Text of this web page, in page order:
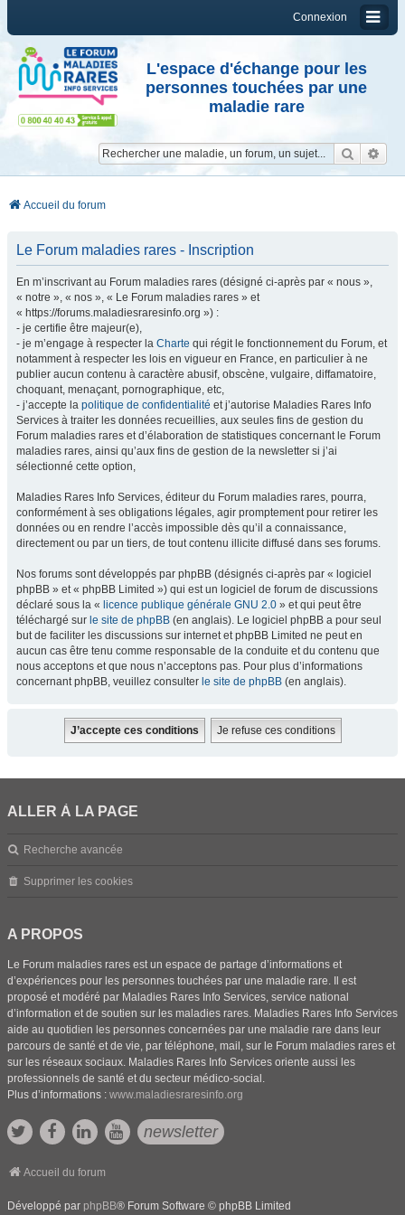
Connexion
L'espace d'échange pour les
personnes touchées par une
maladie rare
Accueil du forum
Le Forum maladies rares - Inscription
En m’inscrivant au Forum maladies rares (désigné ci-après par « nous »,
« notre », « nos », « Le Forum maladies rares » et
« https://forums.maladiesraresinfo.org ») :
- je certifie être majeur(e),
- je m’engage à respecter la Charte qui régit le fonctionnement du Forum, et
notamment à respecter les lois en vigueur en France, en particulier à ne
publier aucun contenu à caractère abusif, obscène, vulgaire, diffamatoire,
choquant, menaçant, pornographique, etc,
- j’accepte la politique de confidentialité et j’autorise Maladies Rares Info
Services à traiter les données recueillies, aux seules fins de gestion du
Forum maladies rares et d’élaboration de statistiques concernant le Forum
maladies rares, ainsi qu’aux fins de gestion de la newsletter si j’ai
sélectionné cette option,
Maladies Rares Info Services, éditeur du Forum maladies rares, pourra,
conformément à ses obligations légales, agir promptement pour retirer les
données ou en rendre l’accès impossible dès qu’il a connaissance,
directement ou par un tiers, de tout contenu illicite diffusé dans ses forums.
Nos forums sont développés par phpBB (désignés ci-après par « logiciel
phpBB » et « phpBB Limited ») qui est un logiciel de forum de discussions
déclaré sous la « licence publique générale GNU 2.0 » et qui peut être
téléchargé sur le site de phpBB (en anglais). Le logiciel phpBB a pour seul
but de faciliter les discussions sur internet et phpBB Limited ne peut en
aucun cas être tenu comme responsable de la conduite et du contenu que
nous acceptons et que nous n’acceptons pas. Pour plus d’informations
concernant phpBB, veuillez consulter le site de phpBB (en anglais).
ALLER À LA PAGE
Recherche avancée
Supprimer les cookies
A PROPOS
Le Forum maladies rares est un espace de partage d’informations et
d’expériences pour les personnes touchées par une maladie rare. Il est
proposé et modéré par Maladies Rares Info Services, service national
d’information et de soutien sur les maladies rares. Maladies Rares Info Services
aide au quotidien les personnes concernées par une maladie rare dans leur
parcours de santé et de vie, par téléphone, mail, sur le Forum maladies rares et
sur les réseaux sociaux. Maladies Rares Info Services oriente aussi les
professionnels de santé et du secteur médico-social.
Plus d’informations : www.maladiesraresinfo.org
newsletter
Accueil du forum
Développé par phpBB® Forum Software © phpBB Limited